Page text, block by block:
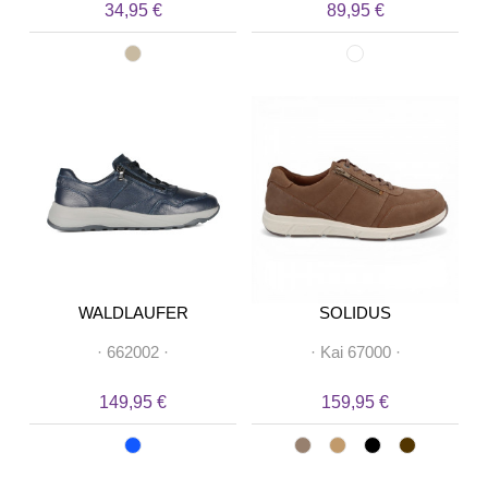
34,95 € 89,95 €
WALDLAUFER
· 662002 ·
149,95 €
SOLIDUS
· Kai 67000·
159,95 €